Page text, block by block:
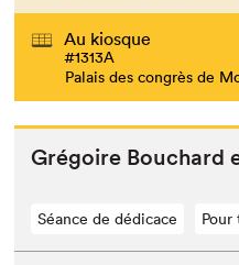
Au kiosque
#1313A
Palais des congrès de
Gré­goire Bouchard
Séance de dédicace Pour